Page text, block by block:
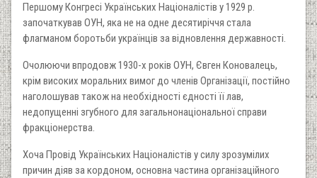
Першому Конгресі Українських Націоналістів у 1929 р.
започаткував ОУН, яка не на одне десятиріччя стала
флагманом боротьби українців за відновлення державності.
Очолюючи впродовж 1930-х років ОУН, Євген Коновалець,
крім високих моральних вимог до членів Організації, постійно
наголошував також на необхідності єдності її лав,
недопущенні згубного для загальнонаціональної справи
фракціонерства.
Хоча Провід Українських Націоналістів у силу зрозумілих
причин діяв за кордоном, основна частина організаційного